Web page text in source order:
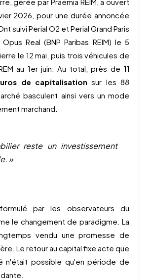
2026, pour une durée annoncée
suivi Perial O2 et Perial Grand Paris
Real (BNP Paribas REIM) le 5
le 12 mai, puis trois véhicules de
au 1er juin. Au total, près de 11
de capitalisation sur les 88
basculent ainsi vers un mode
marchand.
reste un investissement
»
par les observateurs du
le changement de paradigme. La
vendu une promesse de
Le retour au capital fixe acte que
n'était possible qu'en période de